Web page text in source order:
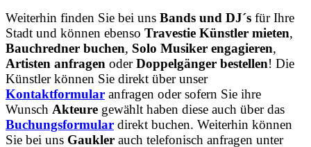
Weiterhin finden Sie bei uns Bands und DJ´s für Ihre
Stadt und können ebenso Travestie Künstler mieten,
Bauchredner buchen, Solo Musiker engagieren,
Artisten anfragen oderDoppelgänger bestellen! Die
Künstler können Sie direkt über unser
Kontaktformular anfragen oder sofern Sie ihre
Wunsch Akteure gewählt haben diese auch über das
Buchungsformular direkt buchen. Weiterhin können
Sie bei uns Gaukler auch telefonisch anfragen unter